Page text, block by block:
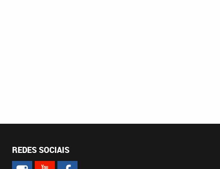
REDES SOCIAIS